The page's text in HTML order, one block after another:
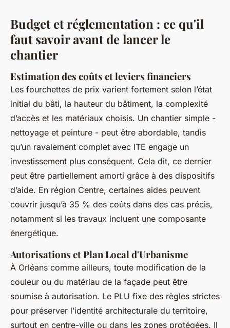
Budget et réglementation : ce qu'il
faut savoir avant de lancer le
chantier
Estimation des coûts et leviers financiers
Les fourchettes de prix varient fortement selon l’état
initial du bâti, la hauteur du bâtiment, la complexité
d’accès et les matériaux choisis. Un chantier simple -
nettoyage et peinture - peut être abordable, tandis
qu’un ravalement complet avec ITE engage un
investissement plus conséquent. Cela dit, ce dernier
peut être partiellement amorti grâce à des dispositifs
d’aide. En région Centre, certaines aides peuvent
couvrir jusqu’à 35 % des coûts dans des cas précis,
notamment si les travaux incluent une composante
énergétique.
Autorisations et Plan Local d'Urbanisme
À Orléans comme ailleurs, toute modification de la
couleur ou du matériau de la façade peut être
soumise à autorisation. Le PLU fixe des règles strictes
pour préserver l’identité architecturale du territoire,
surtout en centre-ville ou dans les zones protégées. Il